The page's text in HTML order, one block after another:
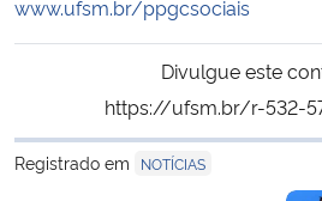
Planalto
www.ufsm.br/ppgcsociais
Divulgue este
https://ufsm.br/r-532-
Registrado em
NOTÍCIAS